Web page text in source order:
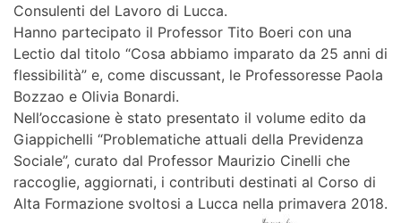
Consulenti del Lavoro di Lucca.
Hanno partecipato il Professor Tito Boeri con una
Lectio dal titolo “Cosa abbiamo imparato da 25 anni di
flessibilità” e, come discussant, le Professoresse Paola
Bozzao e Olivia Bonardi.
Nell’occasione è stato presentato il volume edito da
Giappichelli “Problematiche attuali della Previdenza
Sociale”, curato dal Professor Maurizio Cinelli che
raccoglie, aggiornati, i contributi destinati al Corso di
Alta Formazione svoltosi a Lucca nella primavera 2018.